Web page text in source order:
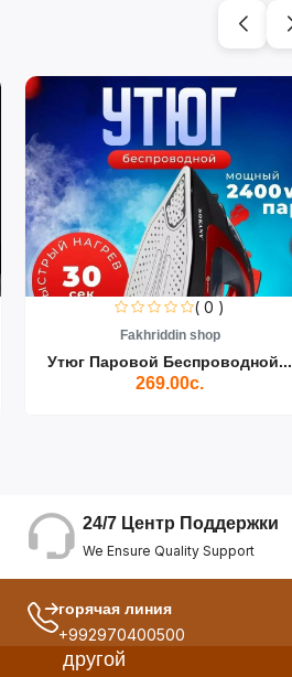
( 0 )
Fakhriddin shop
Утюг Паровой Беспроводной...
269.00с.
24/7 Центр Поддержки
We Ensure Quality Support
горячая линия
+992970400500
другой